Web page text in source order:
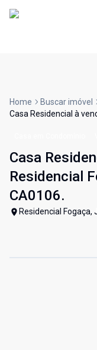
Home
Buscar imóvel
Casa Residencial à
Casa
Residencial
CA0106.
Residencial Fogaça,